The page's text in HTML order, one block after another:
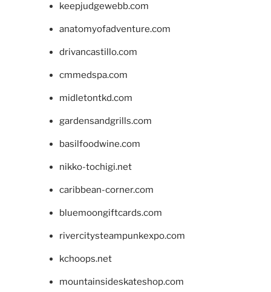
keepjudgewebb.com
anatomyofadventure.com
drivancastillo.com
cmmedspa.com
midletontkd.com
gardensandgrills.com
basilfoodwine.com
nikko-tochigi.net
caribbean-corner.com
bluemoongiftcards.com
rivercitysteampunkexpo.com
kchoops.net
mountainsideskateshop.com